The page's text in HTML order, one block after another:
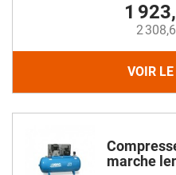
1
2
VOIR
marche